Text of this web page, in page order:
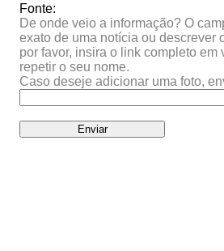
Fonte:
De onde veio a informação? O
exato de uma notícia ou descrever
por favor, insira o link completo
repetir o seu nome.
Caso deseje adicionar uma foto,